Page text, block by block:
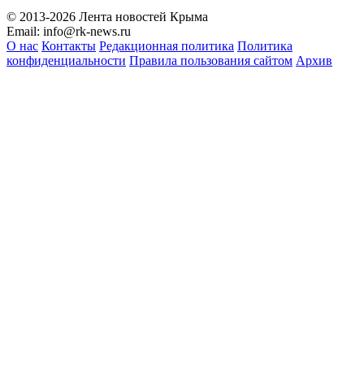
© 2013-2026 Лента новостей Крыма
Email: info@rk-news.ru
О нас Контакты Редакционная политика Политика
конфиденциальности Правила пользования сайтом Архив